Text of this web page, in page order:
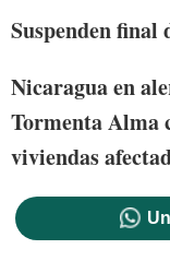
Suspenden
Nicaragua en
Tormenta Alma
viviendas